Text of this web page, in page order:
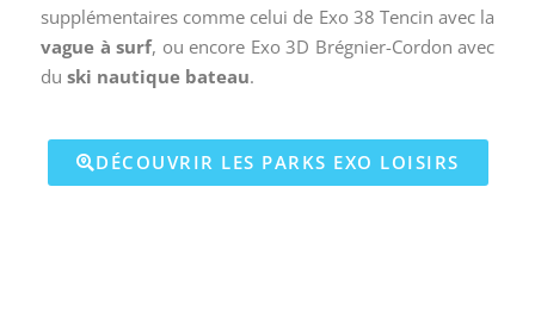
supplémentaires comme celui de Exo 38 Tencin avec la
vague à surf, ou encore Exo 3D Brégnier-Cordon avec
du ski nautique bateau.
DÉCOUVRIR LES PARKS EXO LOISIRS